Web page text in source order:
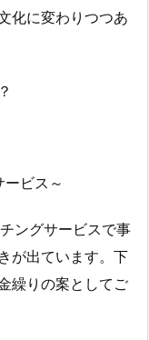
化に変わりつつあ
ビス～
ングサービスで事
が出ています。下
繰りの案としてご